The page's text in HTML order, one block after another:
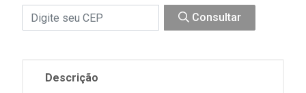
Consultar
Descrição